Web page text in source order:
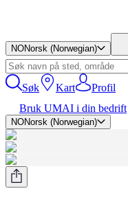
NONorsk (Norwegian)
Søk Kart
Profil
Bruk UMAI i din bedrift
NONorsk (Norwegian)